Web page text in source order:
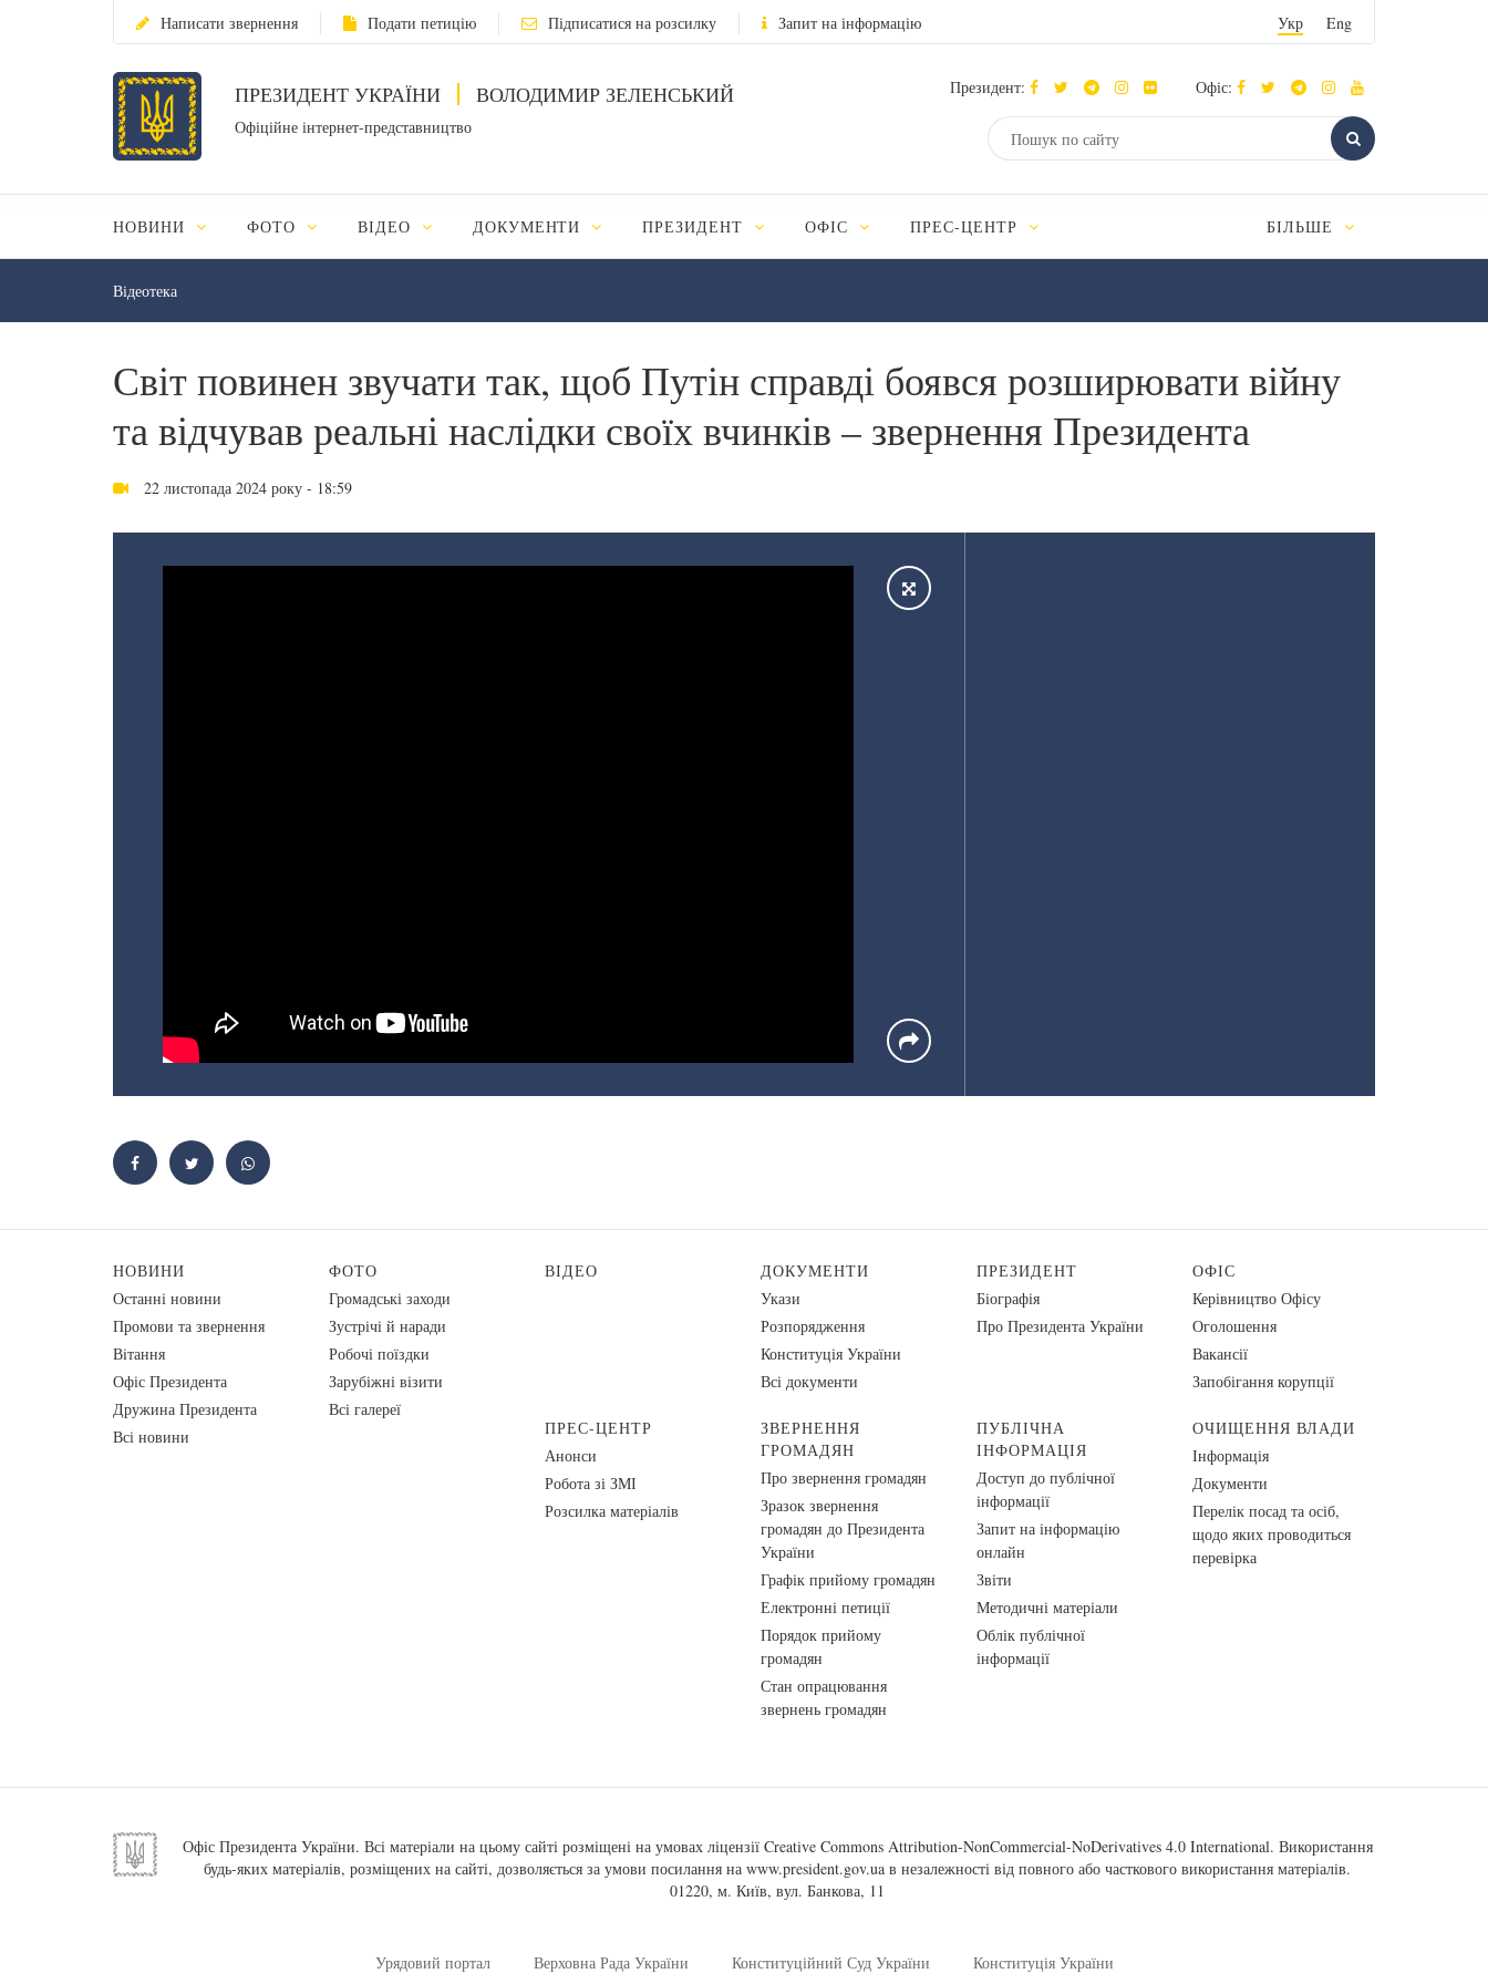
Написати звернення Подати петицію Підписатися на розсилку Запит на інформацію Укр Eng
ПРЕЗИДЕНТ УКРАЇНИ ВОЛОДИМИР ЗЕЛЕНСЬКИЙ
Офіційне інтернет-представництво
Президент: Офіс:
НОВИНИ ФОТО ВІДЕО ДОКУМЕНТИ ПРЕЗИДЕНТ ОФІС ПРЕС-ЦЕНТР БІЛЬШЕ
Відеотека
Світ повинен звучати так, щоб Путін справді боявся розширювати війну
та відчував реальні наслідки своїх вчинків – звернення Президента
22 листопада 2024 року - 18:59
НОВИНИ
Останні новини
Промови та звернення
Вiтання
Офіс Президента
Дружина Президента
Всі новини
ФОТО
Громадські заходи
Зустрічі й наради
Робочі поїздки
Зарубіжні візити
Всі галереї
ВІДЕО
ДОКУМЕНТИ
Укази
Розпорядження
Конституція України
Всі документи
ПРЕЗИДЕНТ
Біографія
Про Президента України
ОФІС
Керівництво Офісу
Оголошення
Вакансії
Запобігання корупції
ПРЕС-ЦЕНТР
Анонси
Робота зі ЗМІ
Розсилка матеріалів
ЗВЕРНЕННЯ
ГРОМАДЯН
Про звернення громадян
Зразок звернення
громадян до Президента
України
Графік прийому громадян
Електронні петиції
Порядок прийому
громадян
Стан опрацювання
звернень громадян
ПУБЛІЧНА
ІНФОРМАЦІЯ
Доступ до публічної
інформації
Запит на інформацію
онлайн
Звіти
Методичні матеріали
Облік публічної
інформації
ОЧИЩЕННЯ ВЛАДИ
Інформація
Документи
Перелік посад та осіб,
щодо яких проводиться
перевірка
Офіс Президента України. Всі матеріали на цьому сайті розміщені на умовах ліцензії Creative Commons Attribution-NonCommercial-NoDerivatives 4.0 International. Використання
будь-яких матеріалів, розміщених на сайті, дозволяється за умови посилання на www.president.gov.ua в незалежності від повного або часткового використання матеріалів.
01220, м. Київ, вул. Банкова, 11
Урядовий портал Верховна Рада України Конституційний Суд України Конституція України